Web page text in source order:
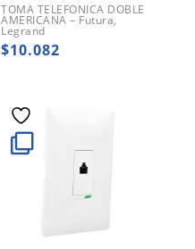
TOMA TELEFONICA DOBLE
AMERICANA – Futura,
Legrand
$10.082